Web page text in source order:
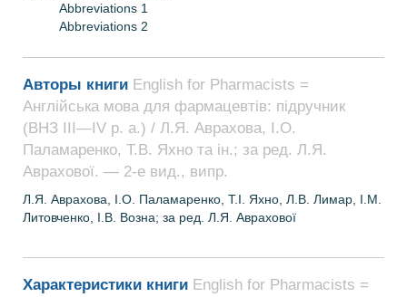
Abbreviations 1
Abbreviations 2
Авторы книги English for Pharmacists =
Англійська мова для фармацевтів: підручник
(ВНЗ ІІІ—ІV р. а.) / Л.Я. Аврахова, І.О.
Паламаренко, Т.В. Яхно та ін.; за ред. Л.Я.
Аврахової. — 2-е вид., випр.
Л.Я. Аврахова, І.О. Паламаренко, Т.І. Яхно, Л.В. Лимар, І.М.
Литовченко, І.В. Возна; за ред. Л.Я. Аврахової
Характеристики книги English for Pharmacists =